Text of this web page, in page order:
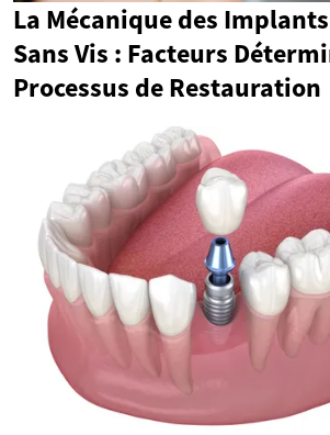
La Mécanique des
Sans Vis : Facteurs
Processus de Restauration